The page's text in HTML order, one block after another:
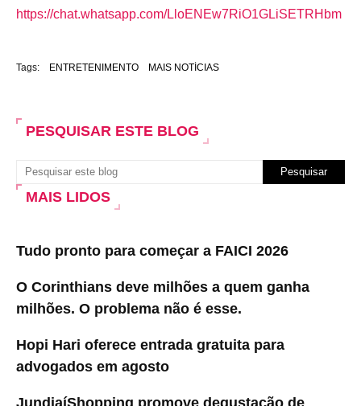
https://chat.whatsapp.com/LloENEw7RiO1GLiSETRHbm
Tags: ENTRETENIMENTO MAIS NOTÍCIAS
PESQUISAR ESTE BLOG
MAIS LIDOS
Tudo pronto para começar a FAICI 2026
O Corinthians deve milhões a quem ganha
milhões. O problema não é esse.
Hopi Hari oferece entrada gratuita para
advogados em agosto
JundiaíShopping promove degustação de